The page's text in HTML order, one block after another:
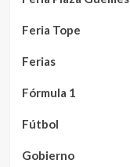
Feria Tope
Ferias
Fórmula 1
Fútbol
Gobierno